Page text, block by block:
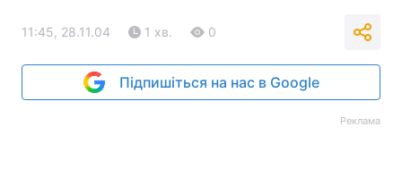
11:45, 28.11.04 1 хв. 0
Підпишіться на нас в Google
Реклама